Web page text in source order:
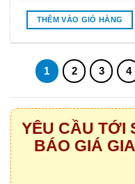
là:
₫750,000.
tại
THÊM VÀO GIỎ HÀNG
1 2 3 4
YÊU CẦU TỚI
BÁO GIÁ